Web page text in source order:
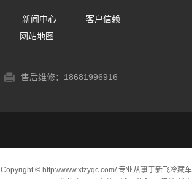
新闻中心
客户信赖
网站地图
售后维修：18681996916
Copyright © http://www.xfzyqc.com/ 专业从事于新飞冷藏车